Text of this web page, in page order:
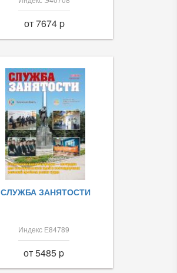
от 7674 p
СЛУЖБА ЗАНЯТОСТИ
Индекс Е84789
от 5485 p